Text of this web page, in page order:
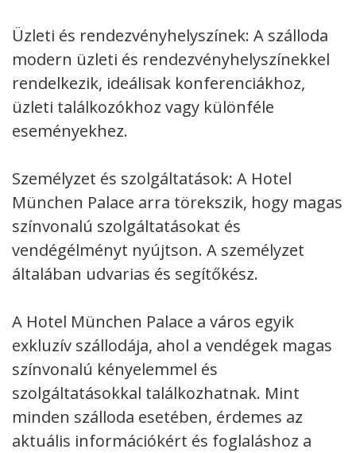
Üzleti és rendezvényhelyszínek: A szálloda
modern üzleti és rendezvényhelyszínekkel
rendelkezik, ideálisak konferenciákhoz,
üzleti találkozókhoz vagy különféle
eseményekhez.
Személyzet és szolgáltatások: A Hotel
München Palace arra törekszik, hogy magas
színvonalú szolgáltatásokat és
vendégélményt nyújtson. A személyzet
általában udvarias és segítőkész.
A Hotel München Palace a város egyik
exkluzív szállodája, ahol a vendégek magas
színvonalú kényelemmel és
szolgáltatásokkal találkozhatnak. Mint
minden szálloda esetében, érdemes az
aktuális információkért és foglaláshoz a